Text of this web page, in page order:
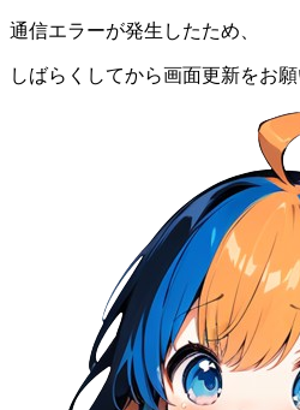
通信エラーが発生したため、
しばらくしてから画面更新をお願